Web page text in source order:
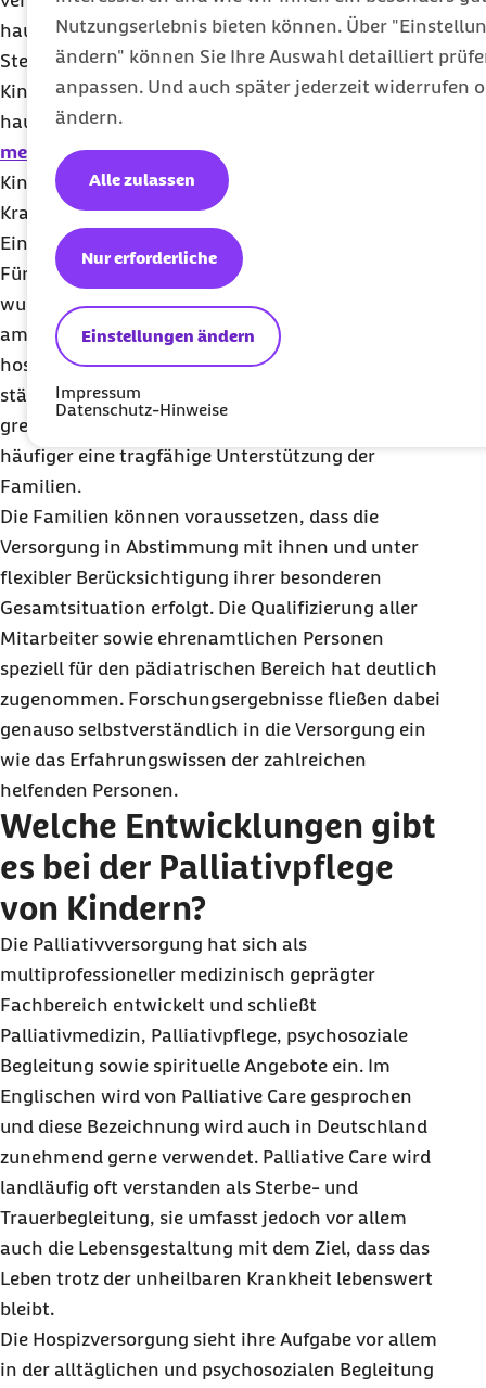
Nutzungserlebnis bieten können. Über
ändern" können Sie Ihre Auswahl detailliert
anpassen. Und auch später jederzeit widerrufen
ändern.
Einstellungen ändern
Nur erforderliche
Alle zulassen
Impressum
Datenschutz-Hinweise
hauptsächlich als Einrichtungen in der
Sterbebegleitung.
Kinderhospize haben meistens keinen eigenen
hausinternen ärztlichen Dienst, sondern regeln die
medizinische Versorgung
Kinder- und Jugendärzte sowie dafür zugelassene
Krankenhausärzte. Bundesweit gibt es über 15
Einrichtungen dieser Art.
Für Kinder mit lebenslimitierenden Erkrankungen
wurde also in den vergangenen Jahren die
ambulante und stationäre palliative und
hospizliche Versorgung deutlich ausgeweitet und
stärker spezialisiert. Beide Versorgungskonzepte
greifen ineinander und ermöglichen immer
häufiger eine tragfähige Unterstützung der
Familien.
Die Familien können voraussetzen, dass die
Versorgung in Abstimmung mit ihnen und unter
flexibler Berücksichtigung ihrer besonderen
Gesamtsituation erfolgt. Die Qualifizierung aller
Mitarbeiter sowie ehrenamtlichen Personen
speziell für den pädiatrischen Bereich hat deutlich
zugenommen. Forschungsergebnisse fließen dabei
genauso selbstverständlich in die Versorgung ein
wie das Erfahrungswissen der zahlreichen
helfenden Personen.
Welche Entwicklungen gibt
es bei der Palliativpflege
von Kindern?
Die Palliativversorgung hat sich als
multiprofessioneller medizinisch geprägter
Fachbereich entwickelt und schließt
Palliativmedizin, Palliativpflege, psychosoziale
Begleitung sowie spirituelle Angebote ein. Im
Englischen wird von Palliative Care gesprochen
und diese Bezeichnung wird auch in Deutschland
zunehmend gerne verwendet. Palliative Care wird
landläufig oft verstanden als Sterbe- und
Trauerbegleitung, sie umfasst jedoch vor allem
auch die Lebensgestaltung mit dem Ziel, dass das
Leben trotz der unheilbaren Krankheit lebenswert
bleibt.
Die Hospizversorgung sieht ihre Aufgabe vor allem
in der alltäglichen und psychosozialen Begleitung